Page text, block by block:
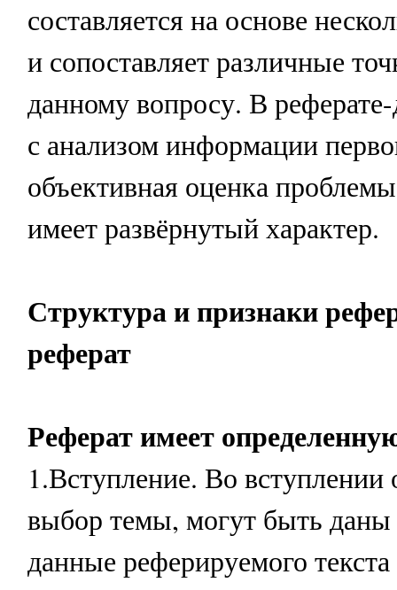
составляется на основе
и сопоставляет различные
данному вопросу. В
с анализом информации
объективная оценка
имеет развёрнутый характер.
Структура и признаки
реферат
Реферат имеет
1.Вступление. Во вступлении
выбор темы, могут быть
данные реферируемого текста